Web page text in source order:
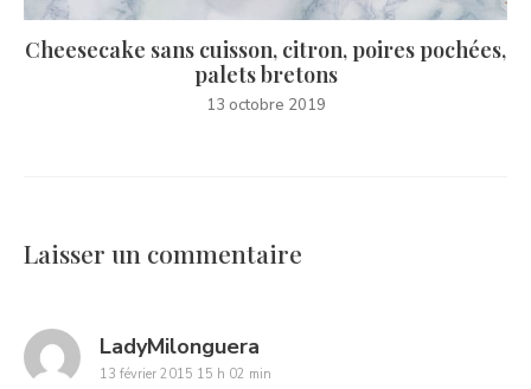
Cheesecake sans cuisson, citron, poires pochées,
palets bretons
13 octobre 2019
Laisser un commentaire
LadyMilonguera
13 février 2015 15 h 02 min